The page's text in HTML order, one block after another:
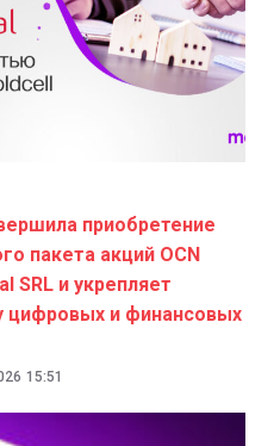
приобретение
пакета акций OCN
SRL и укрепляет
цифровых и финансовых
15:51